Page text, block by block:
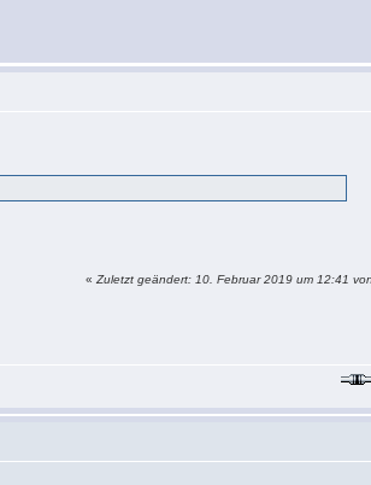
«Zuletzt geändert: 10. Februar 2019 um 12:41